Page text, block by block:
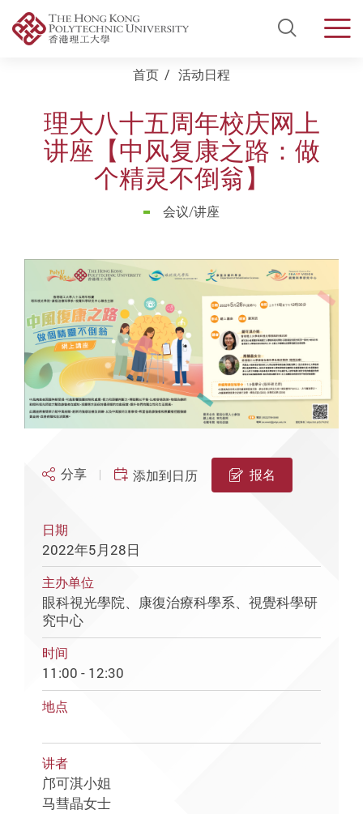
Open
首页 活动日程
理大八十五周年校庆网上
讲座【中风复康之路：做
个精灵不倒翁】
会议/讲座
分享 添加到日历 报名
日期
2022年5月28日
主办单位
眼科視光學院、康復治療科學系、視覺科學研
究中心
时间
11:00 - 12:30
地点
讲者
邝可淇小姐
马彗晶女士